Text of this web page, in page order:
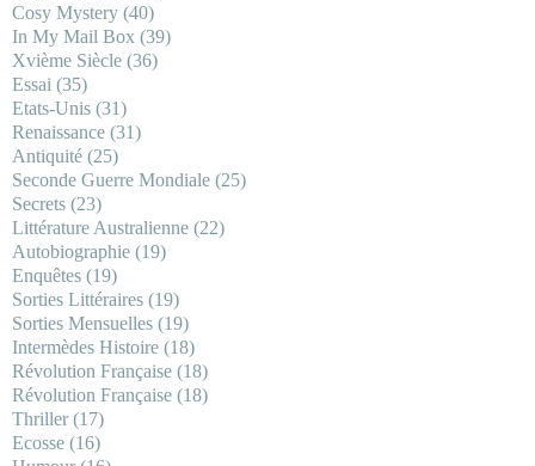
Cosy Mystery (40)
In My Mail Box (39)
Xvième Siècle (36)
Essai (35)
Etats-Unis (31)
Renaissance (31)
Antiquité (25)
Seconde Guerre Mondiale (25)
Secrets (23)
Littérature Australienne (22)
Autobiographie (19)
Enquêtes (19)
Sorties Littéraires (19)
Sorties Mensuelles (19)
Intermèdes Histoire (18)
Révolution Française (18)
Révolution Française (18)
Thriller(17)
Ecosse (16)